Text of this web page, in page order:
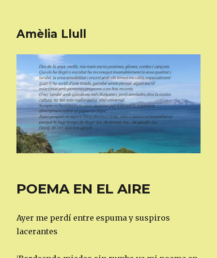
Amèlia Llull
POEMA EN EL AIRE
Ayer me perdí entre espuma y suspiros
lacerantes